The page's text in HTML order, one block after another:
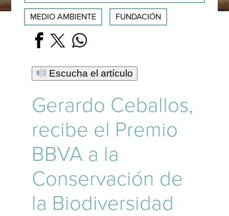
MEDIO AMBIENTE FUNDACIÓN
Escucha el artículo
Gerardo Ceballos,
recibe el Premio
BBVA a la
Conservación de
la Biodiversidad